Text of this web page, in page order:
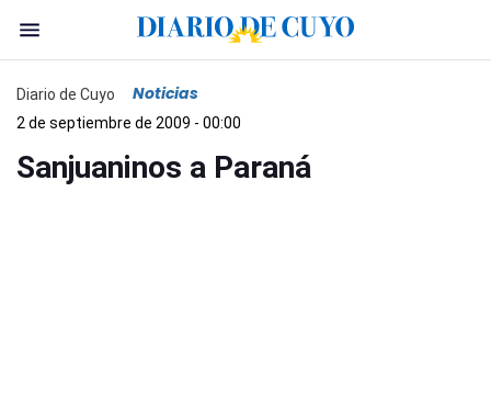
Diario de Cuyo Noticias
2 de septiembre de 2009 - 00:00
Sanjuaninos a Paraná